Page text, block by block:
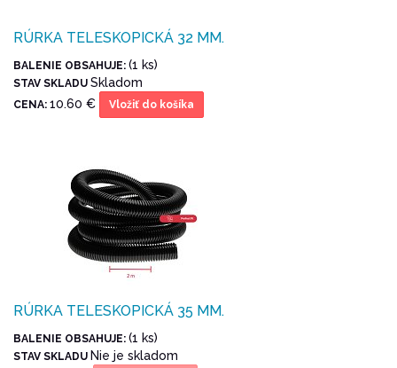
RÚRKA TELESKOPICKÁ 32 MM.
BALENIE OBSAHUJE: (1 ks)
STAV SKLADU Skladom
CENA: 10.60 € Vložiť do košíka
RÚRKA TELESKOPICKÁ 35 MM.
BALENIE OBSAHUJE: (1 ks)
STAV SKLADU Nie je skladom